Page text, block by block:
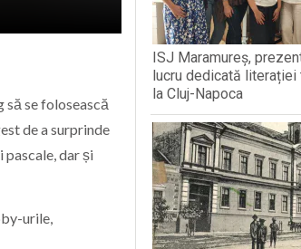
să se folosească
de a surprinde
pascale, dar și
urile,
ISJ Maramureș,
lucru dedicată literației
la Cluj-Napoca